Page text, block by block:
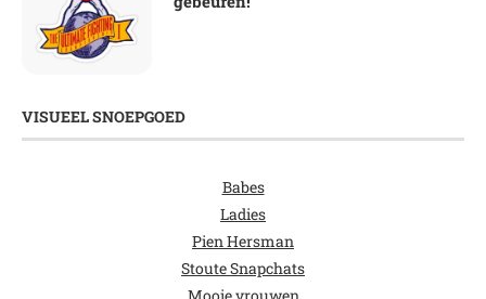
VISUEEL SNOEPGOED
Babes
Ladies
Pien Hersman
Stoute Snapchats